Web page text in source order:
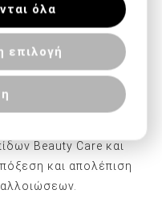
επιφάνεια
χρήση.
αποστειρούμενη σε
Beauty Care και
και απολέπιση
σας χρήση
επιλογή
όλα